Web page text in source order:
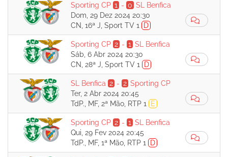
Sporting CP 1 - 0 SL Benfica
Dom, 29 Dez 2024 20:30
CN, 16ª J, Sport TV 1
D
Sporting CP 2 - 1 SL Benfica
Sáb, 6 Abr 2024 20:30
CN, 28ª J, Sport TV 1
D
SL Benfica 2 - 2 Sporting CP
Ter, 2 Abr 2024 20:45
TdP., MF, 2ª Mão, RTP 1
E
Sporting CP 2 - 1 SL Benfica
Qui, 29 Fev 2024 20:45
TdP., MF, 1ª Mão, RTP 1
D